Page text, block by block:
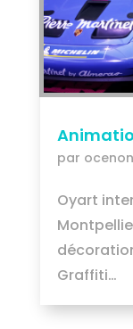
par
Oyart
Graffiti…